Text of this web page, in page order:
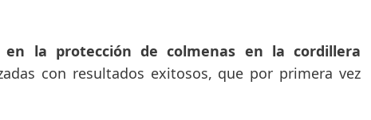
en la protección de colmenas en la cordillera
con resultados exitosos, que por primera vez